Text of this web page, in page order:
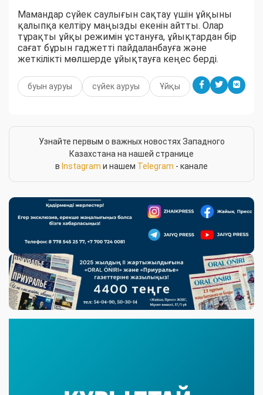
Мамандар сүйек саулығын сақтау үшін ұйқыны
қалыпқа келтіру маңызды екенін айтты. Олар
тұрақты ұйқы режимін ұстануға, ұйықтардан бір
сағат бұрын гаджетті пайдаланбауға және
жеткілікті мөлшерде ұйықтауға кеңес берді.
буын ауруы сүйек ауруы Ұйқы
Узнайте первым о важных новостях Западного
Казахстана на нашей странице
в Instagram и нашем Telegram - канале